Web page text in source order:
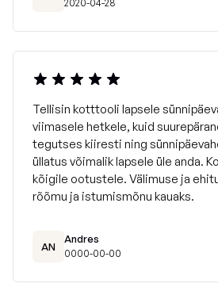
2020-04-28
Tellisin kotttooli lapsele
viimasele hetkele, kuid
tegutses kiiresti ning
üllatus võimalik lapsele üle anda.
kõigile ootustele. Välimuse ja
rõõmu ja istumismõnu kauaks.
AN
Andres
0000-00-00